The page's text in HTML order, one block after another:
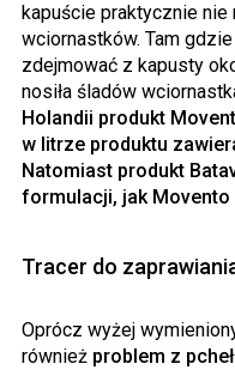
kapuście praktycznie
wciornastków. Tam
zdejmować z kapusty
nosiła śladów
Holandii produkt
w litrze produktu
Natomiast produkt
formulacji, jak Movento
Tracer do
Oprócz wyżej
również problem z